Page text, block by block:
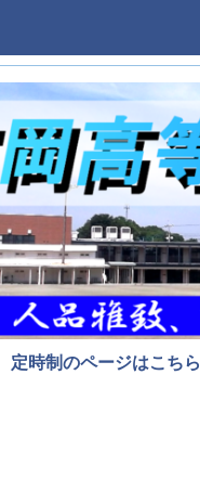
定時制のページはこちら